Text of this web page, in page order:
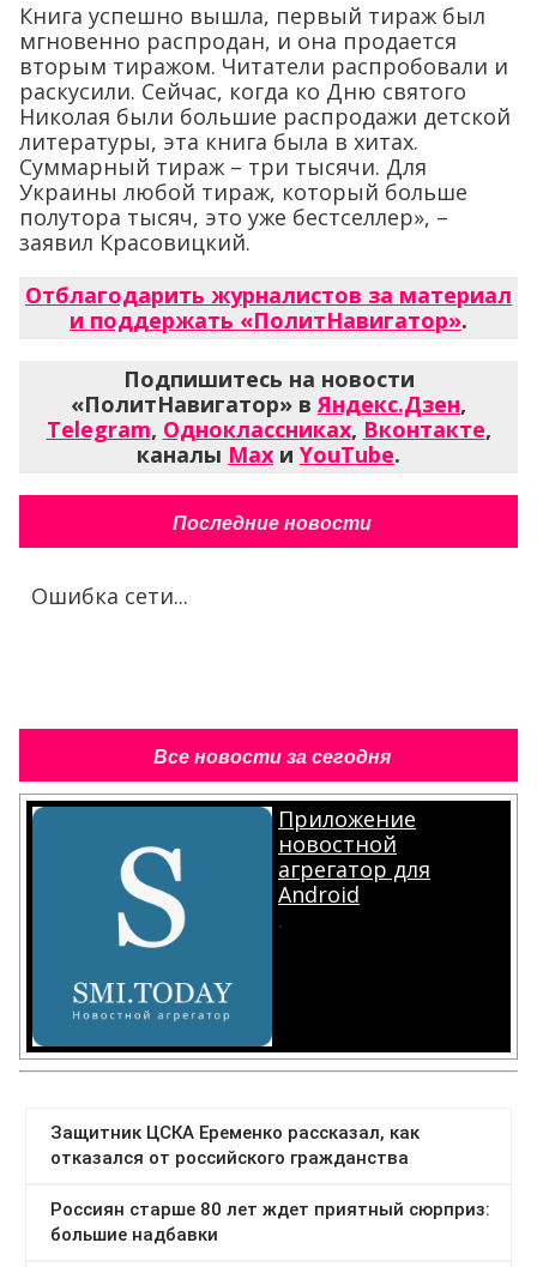
Книга успешно вышла, первый тираж был
мгновенно распродан, и она продается
вторым тиражом. Читатели распробовали и
раскусили. Сейчас, когда ко Дню святого
Николая были большие распродажи детской
литературы, эта книга была в хитах.
Суммарный тираж – три тысячи. Для
Украины любой тираж, который больше
полутора тысяч, это уже бестселлер», –
заявил Красовицкий.
Отблагодарить журналистов за материал
и поддержать «ПолитНавигатор».
Подпишитесь на новости
«ПолитНавигатор» вЯндекс.Дзен,
Telegram, Одноклассниках, Вконтакте,
каналы Max и YouTube.
Последние новости
Ошибка сети...
Все новости за сегодня
Приложение
новостной
агрегатор для
Android
.